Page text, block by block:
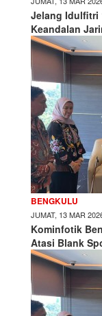
Jelang Idulfitri
Keandalan
BENGKULU
JUMAT, 13 MAR
Kominfotik
Atasi Blank